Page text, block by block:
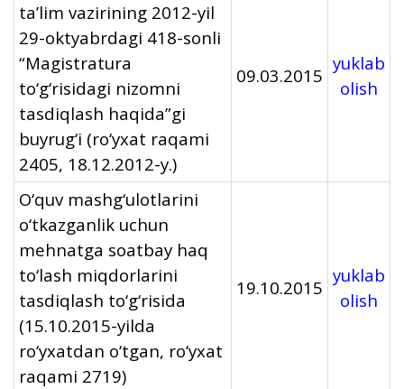
ta’lim vazirining 2012-yil
29-oktyabrdagi 418-sonli
“Magistratura
to‘g‘risidagi nizomni
tasdiqlash haqida”gi
buyrug‘i (ro‘yxat raqami
2405, 18.12.2012-y.)
09.03.2015
yuklab
olish
O‘quv mashg‘ulotlarini
o‘tkazganlik uchun
mehnatga soatbay haq
to‘lash miqdorlarini
tasdiqlash to‘g‘risida
(15.10.2015-yilda
ro‘yxatdan o‘tgan, ro‘yxat
raqami 2719)
19.10.2015
yuklab
olish